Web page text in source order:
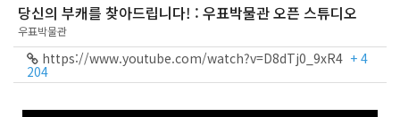
당신의 부캐를 찾아드립니다! : 우표박물관 오픈 스튜디오
우표박물관
https://www.youtube.com/watch?v=D8dTj0_9xR4 + 4
204